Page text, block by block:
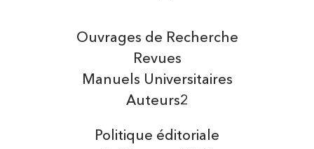
Auteurs2
Manuels Universitaires
Ouvrages de Recherche
Revues
Politique éditoriale